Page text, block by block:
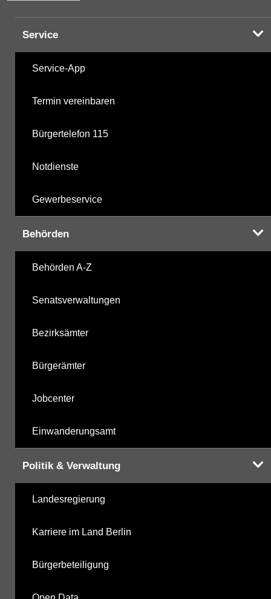
Service
Service-App
Termin vereinbaren
Bürgertelefon 115
Notdienste
Gewerbeservice
Behörden
Behörden A-Z
Senatsverwaltungen
Bezirksämter
Bürgerämter
Jobcenter
Einwanderungsamt
Politik & Verwaltung
Landesregierung
Karriere im Land Berlin
Bürgerbeteiligung